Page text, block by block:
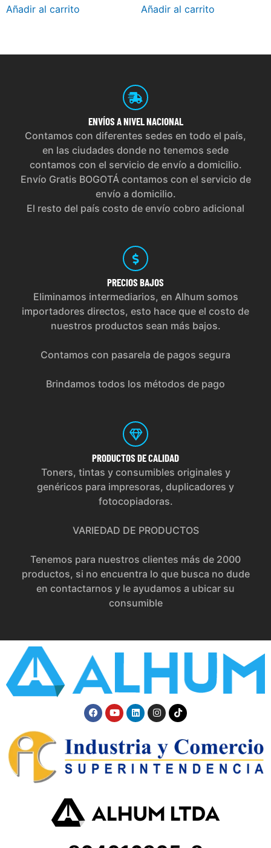
Añadir al carrito Añadir al carrito
ENVÍOS A NIVEL NACIONAL
Contamos con diferentes sedes en todo el país,
en las ciudades donde no tenemos sede
contamos con el servicio de envío a domicilio.
Envío Gratis BOGOTÁ contamos con el servicio de
envío a domicilio.
El resto del país costo de envío cobro adicional
PRECIOS BAJOS
Eliminamos intermediarios, en Alhum somos
importadores directos, esto hace que el costo de
nuestros productos sean más bajos.
Contamos con pasarela de pagos segura
Brindamos todos los métodos de pago
PRODUCTOS DE CALIDAD
Toners, tintas y consumibles originales y
genéricos para impresoras, duplicadores y
fotocopiadoras.
VARIEDAD DE PRODUCTOS
Tenemos para nuestros clientes más de 2000
productos, si no encuentra lo que busca no dude
en contactarnos y le ayudamos a ubicar su
consumible